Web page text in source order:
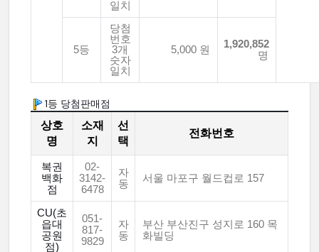
일치
5등
당첨
번호
3개
숫자
일치
5,000 원
1,920,852
명
1등 당첨판매점
상호
명
소재
지
선
택
전화번호
복권
백화
점
02-
3142-
6478
자
동
서울 마포구 월드컵로 157
CU(초
읍대
공원
점)
051-
817-
9829
자
동
부산 부산진구 성지로 160 목
화빌딩